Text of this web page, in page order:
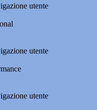
utente
utente
utente